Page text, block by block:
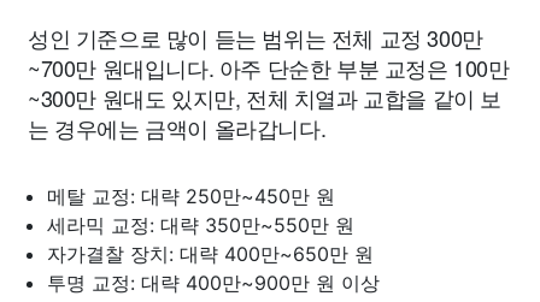
성인 기준으로 많이 듣는 범위는 전체 교정 300만
~700만 원대입니다. 아주 단순한 부분 교정은 100만
~300만 원대도 있지만, 전체 치열과 교합을 같이 보
는 경우에는 금액이 올라갑니다.
메탈 교정: 대략 250만~450만 원
세라믹 교정: 대략 350만~550만 원
자가결찰 장치: 대략 400만~650만 원
투명 교정: 대략 400만~900만 원 이상